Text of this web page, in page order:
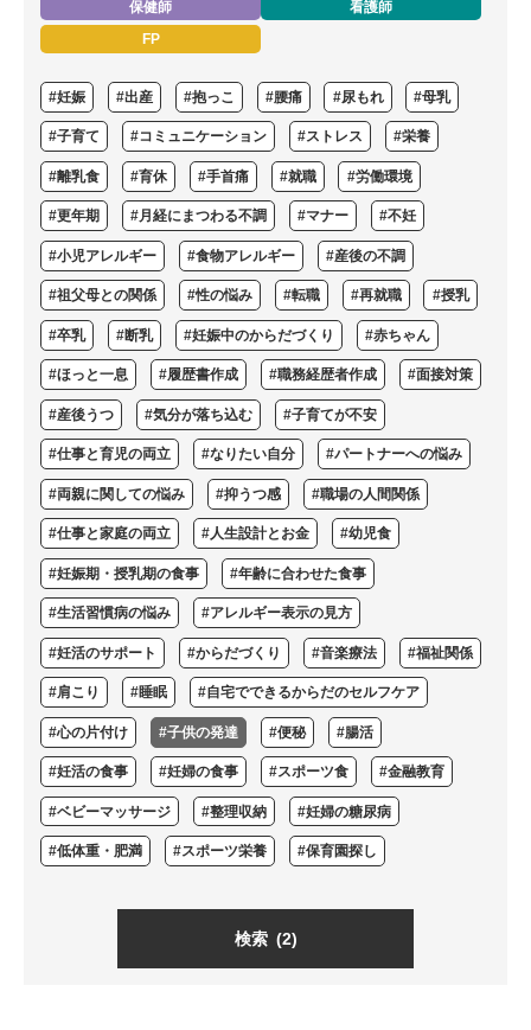
保健師
看護師
FP
#妊娠 #出産 #抱っこ #腰痛 #尿もれ #母乳
#子育て #コミュニケーション #ストレス #栄養
#離乳食 #育休 #手首痛 #就職 #労働環境
#更年期 #月経にまつわる不調 #マナー #不妊
#小児アレルギー #食物アレルギー #産後の不調
#祖父母との関係 #性の悩み #転職 #再就職 #授乳
#卒乳 #断乳 #妊娠中のからだづくり #赤ちゃん
#ほっと一息 #履歴書作成 #職務経歴者作成 #面接対策
#産後うつ #気分が落ち込む #子育てが不安
#仕事と育児の両立 #なりたい自分 #パートナーへの悩み
#両親に関しての悩み #抑うつ感 #職場の人間関係
#仕事と家庭の両立 #人生設計とお金 #幼児食
#妊娠期・授乳期の食事 #年齢に合わせた食事
#生活習慣病の悩み #アレルギー表示の見方
#妊活のサポート #からだづくり #音楽療法 #福祉関係
#肩こり #睡眠 #自宅でできるからだのセルフケア
#心の片付け #子供の発達 #便秘 #腸活
#妊活の食事 #妊婦の食事 #スポーツ食 #金融教育
#ベビーマッサージ #整理収納 #妊婦の糖尿病
#低体重・肥満 #スポーツ栄養 #保育園探し
検索 (2)